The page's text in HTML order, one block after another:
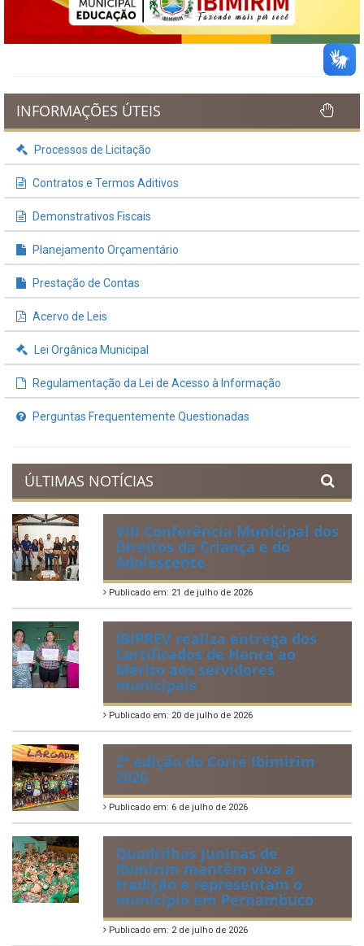
INFORMAÇÕES ÚTEIS
Processos de Licitação
Contratos e Termos Aditivos
Demonstrativos Fiscais
Planejamento Orçamentário
Prestação de Contas
Acervo de Leis
Lei Orgânica Municipal
Regulamentação da Lei de Acesso à Informação
Perguntas Frequentemente Questionadas
ÚLTIMAS NOTÍCIAS
VIII Conferência Municipal dos
Direitos da Criança e do
Adolescente
Publicado em: 21 de julho de 2026
IBIPREV realiza entrega dos
Certificados de Honra ao
Mérito aos servidores
municipais
Publicado em: 20 de julho de 2026
2ª edição do Corre Ibimirim
2026
Publicado em: 6 de julho de 2026
Quadrilhas Juninas de
Ibimirim mantêm viva a
tradição e representam o
munícipio em Pernambuco
Publicado em: 2 de julho de 2026